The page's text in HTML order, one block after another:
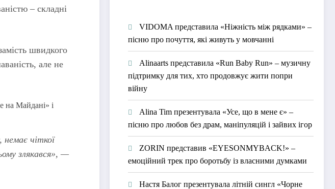
– складні
швидкого
але не
чіткої
злякався», —
VIDOMA представила «Ніжність між рядками» –
пісню про почуття, які живуть у мовчанні
Alinaarts представила «Run Baby Run» – музичну
підтримку для тих, хто продовжує жити попри
війну
Alina Tim презентувала «Усе, що в мене є» –
пісню про любов без драм, маніпуляцій і зайвих ігор
ZORIN представив «EYESONMYBACK!» –
емоційний трек про боротьбу із власними думками
Настя Балог презентувала літній сингл «Чорне